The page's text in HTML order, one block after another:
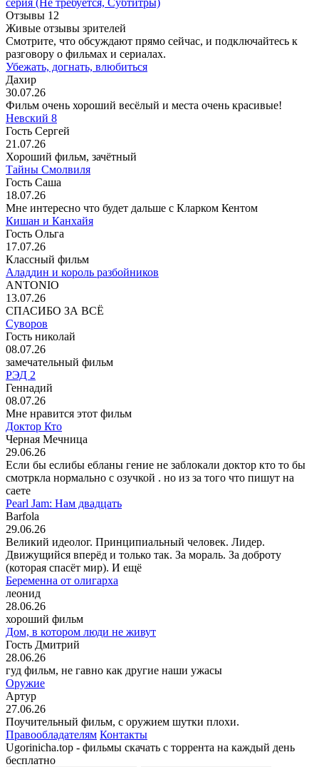
Отзывы 12
Живые отзывы зрителей
Смотрите, что обсуждают прямо сейчас, и подключайтесь к
разговору о фильмах и сериалах.
Убежать, догнать, влюбиться
Дахир
30.07.26
Фильм очень хороший весёлый и места очень красивые!
Невский 8
Гость Сергей
21.07.26
Хороший фильм, зачётный
Тайны Смолвиля
Гость Саша
18.07.26
Мне интересно что будет дальше с Кларком Кентом
Кишан и Канхайя
Гость Ольга
17.07.26
Классный фильм
Аладдин и король разбойников
ANTONIO
13.07.26
СПАСИБО ЗА ВСЁ
Суворов
Гость николай
08.07.26
замечательный фильм
РЭД 2
Геннадий
08.07.26
Мне нравится этот фильм
Доктор Кто
Черная Мечница
29.06.26
Если бы еслибы ебланы гение не заблокали доктор кто то бы
смотркла нормально с озучкой . но из за того что пишут на
саете
Pearl Jam: Нам двадцать
Barfola
29.06.26
Великий идеолог. Принципиальный человек. Лидер.
Движущийся вперёд и только так. За мораль. За доброту
(которая спасёт мир). И ещё
Беременна от олигарха
леонид
28.06.26
хороший фильм
Дом, в котором люди не живут
Гость Дмитрий
28.06.26
гуд фильм, не гавно как другие наши ужасы
Оружие
Артур
27.06.26
Поучительный фильм, с оружием шутки плохи.
Правообладателям Контакты
Ugorinicha.top - фильмы скачать с торрента на каждый день
бесплатно